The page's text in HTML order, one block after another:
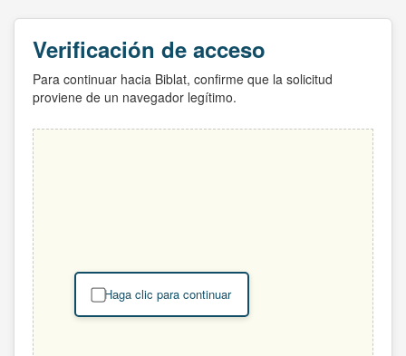
Verificación de acceso
Para continuar hacia Biblat, confirme que la solicitud
proviene de un navegador legítimo.
Haga clic para continuar